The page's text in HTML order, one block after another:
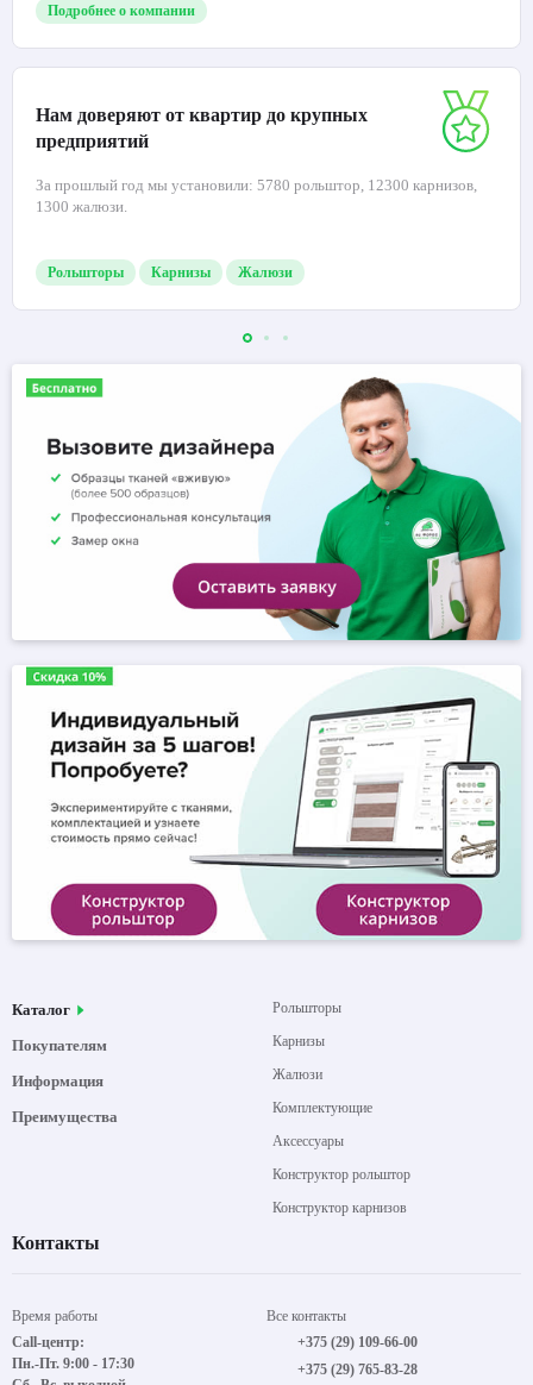
Подробнее о компании
Нам доверяют от квартир до крупных
предприятий
За прошлый год мы установили: 5780 рольштор, 12300 карнизов,
1300 жалюзи.
Рольшторы Карнизы Жалюзи
Каталог
Покупателям
Информация
Преимущества
Рольшторы
Карнизы
Жалюзи
Комплектующие
Аксессуары
Конструктор рольштор
Конструктор карнизов
Контакты
Время работы
Call-центр:
Пн.-Пт. 9:00 - 17:30
Все контакты
+375 (29) 109-66-00
+375 (29) 765-83-28